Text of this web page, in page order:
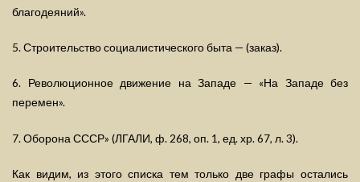
благодеяний».
5. Строительство социалистического быта — (заказ).
6. Революционное движение на Западе — «На Западе без
перемен».
7. Оборона СССР» (ЛГАЛИ, ф. 268, оп. 1, ед. хр. 67, л. 3).
Как видим, из этого списка тем только две графы остались